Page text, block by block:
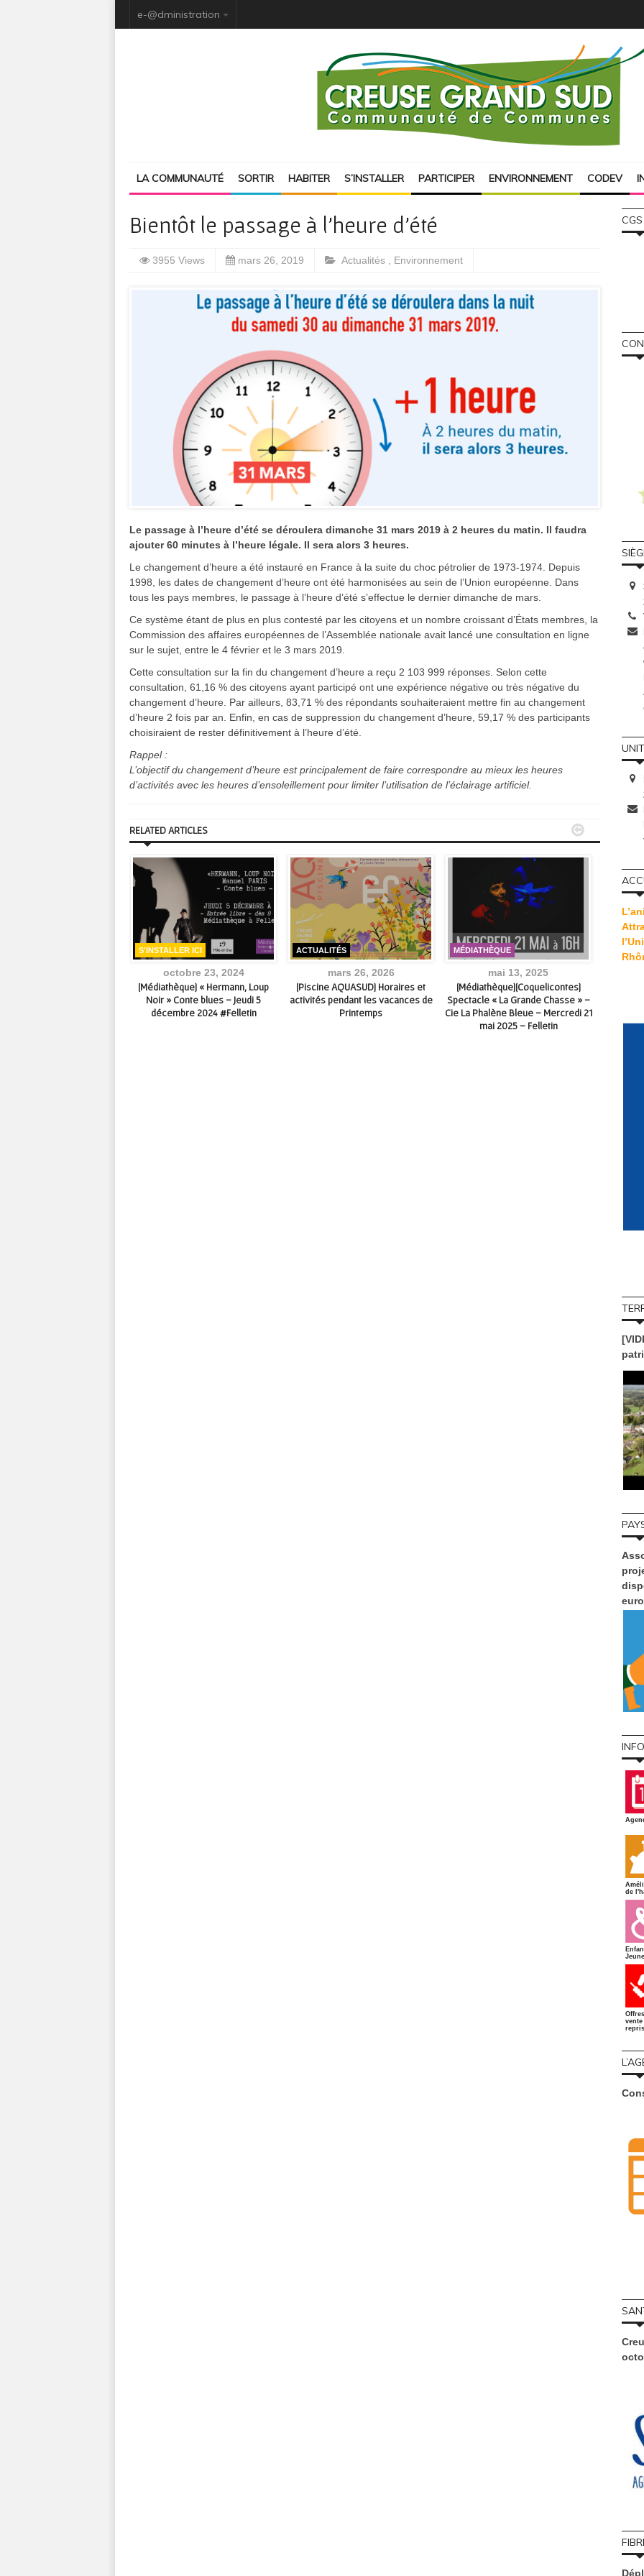
e-@dministration
LA COMMUNAUTÉ SORTIR HABITER S’INSTALLER PARTICIPER ENVIRONNEMENT CODEV
Bientôt le passage à l’heure d’été
3955 Views mars 26, 2019 Actualités Environnement
Le passage à l’heure d’été se déroulera dimanche 31 mars 2019 à 2 heures du matin. Il faudra
ajouter 60 minutes à l’heure légale. Il sera alors 3 heures.
Le changement d’heure a été instauré en France à la suite du choc pétrolier de 1973-1974. Depuis
1998, les dates de changement d’heure ont été harmonisées au sein de l’Union européenne. Dans
tous les pays membres, le passage à l’heure d’été s’effectue le dernier dimanche de mars.
Ce système étant de plus en plus contesté par les citoyens et un nombre croissant d’États membres, la
Commission des affaires européennes de l’Assemblée nationale avait lancé une consultation en ligne
sur le sujet, entre le 4 février et le 3 mars 2019.
Cette consultation sur la fin du changement d’heure a reçu 2 103 999 réponses. Selon cette
consultation, 61,16 % des citoyens ayant participé ont une expérience négative ou très négative du
changement d’heure. Par ailleurs, 83,71 % des répondants souhaiteraient mettre fin au changement
d’heure 2 fois par an. Enfin, en cas de suppression du changement d’heure, 59,17 % des participants
choisiraient de rester définitivement à l’heure d’été.
Rappel :
L’objectif du changement d’heure est principalement de faire correspondre au mieux les heures
d’activités avec les heures d’ensoleillement pour limiter l’utilisation de l’éclairage artificiel.
RELATED ARTICLES
S'INSTALLER ICI
octobre 23, 2024
[Médiathèque] « Hermann, Loup
Noir » Conte blues – Jeudi 5
décembre 2024 #Felletin
ACTUALITÉS
mars 26, 2026
[Piscine AQUASUD] Horaires et
activités pendant les vacances de
Printemps
MÉDIATHÈQUE
mai 13, 2025
[Médiathèque][Coquelicontes]
Spectacle « La Grande Chasse » –
Cie La Phalène Bleue – Mercredi 21
mai 2025 – Felletin

de
vente